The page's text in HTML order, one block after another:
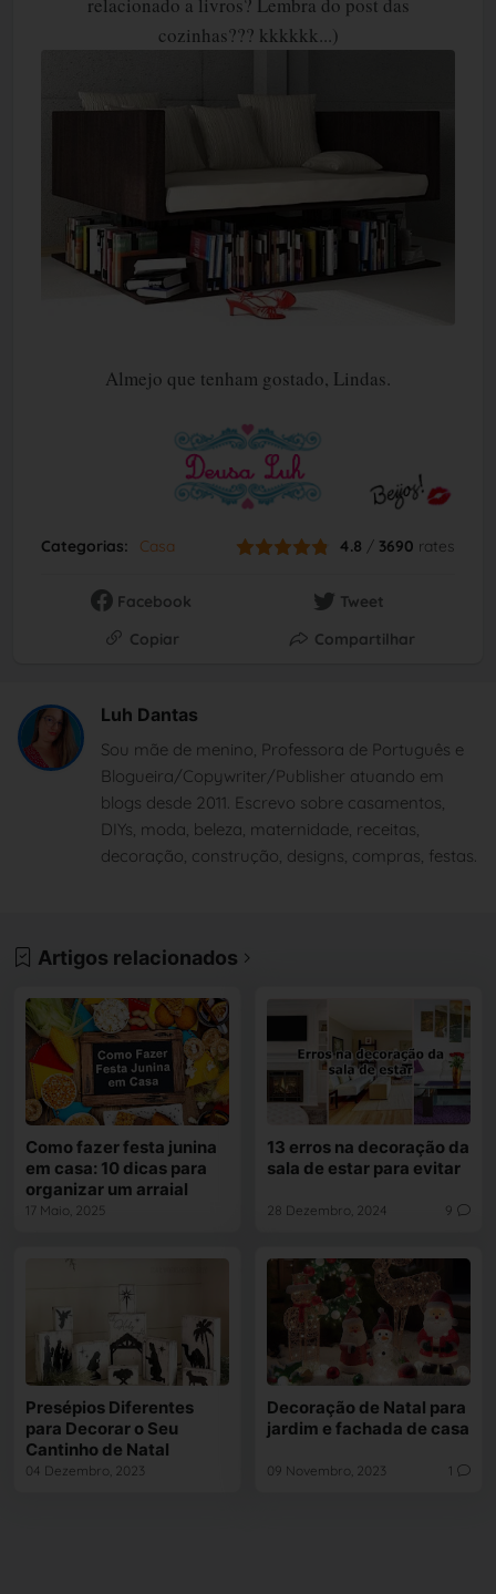
relacionado a livros? Lembra do post das
cozinhas??? kkkkkk...)
Almejo que tenham gostado, Lindas.
Categorias: Casa 4.8 / 3690 rates
Facebook
Tweet
Copiar
Compartilhar
Luh Dantas
Sou mãe de menino, Professora de Português e
Blogueira/Copywriter/Publisher atuando em
blogs desde 2011. Escrevo sobre casamentos,
DIYs, moda, beleza, maternidade, receitas,
decoração, construção, designs, compras, festas.
Artigos relacionados
Como fazer festa junina
em casa: 10 dicas para
organizar um arraial
17 Maio, 2025
13 erros na decoração da
sala de estar para evitar
28 Dezembro, 2024 9
Presépios Diferentes
para Decorar o Seu
Cantinho de Natal
04 Dezembro, 2023
Decoração de Natal para
jardim e fachada de casa
09 Novembro, 2023 1